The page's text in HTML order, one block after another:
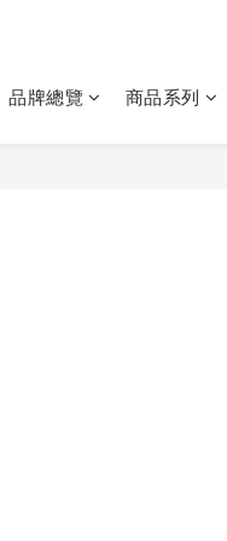
品牌總覽 商品系列